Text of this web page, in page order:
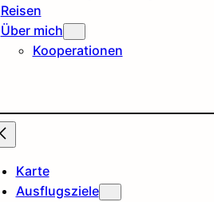
Reisen
Über mich
Kooperationen
Karte
Ausflugsziele